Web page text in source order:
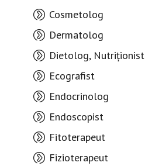
Cosmetolog
Dermatolog
Dietolog, Nutriționist
Ecografist
Endocrinolog
Endoscopist
Fitoterapeut
Fizioterapeut